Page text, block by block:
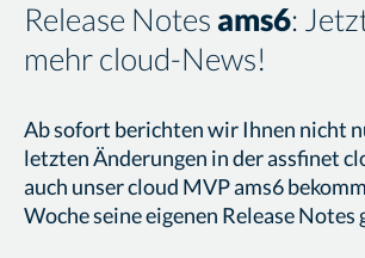
Release Notes ams6:
mehr cloud-News!
Ab sofort berichten wir Ihnen nicht
letzten Änderungen in der assfinet
auch unser cloud MVP ams6
Woche seine eigenen Release Notes